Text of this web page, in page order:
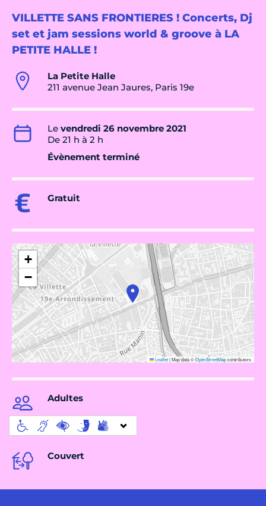
VILLETTE SANS FRONTIERES ! Concerts, Dj
set et jam sessions world & groove à LA
PETITE HALLE !
La Petite Halle
211 avenue Jean Jaures, Paris 19e
Le vendredi 26 novembre 2021
De 21 h à 2 h
Évènement terminé
Gratuit
+
−
Leaflet|Map data ©OpenStreetMapcontributors
Adultes
Couvert